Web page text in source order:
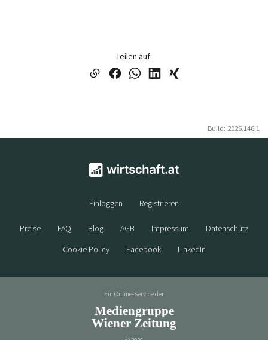
Teilen auf:
Build: 2026.146.1
Einloggen Registrieren
Preise FAQ Blog AGB Impressum
Datenschutz
Cookie Policy
Facebook LinkedIn
Ein Online-Service der
Mediengruppe
Wiener Zeitung